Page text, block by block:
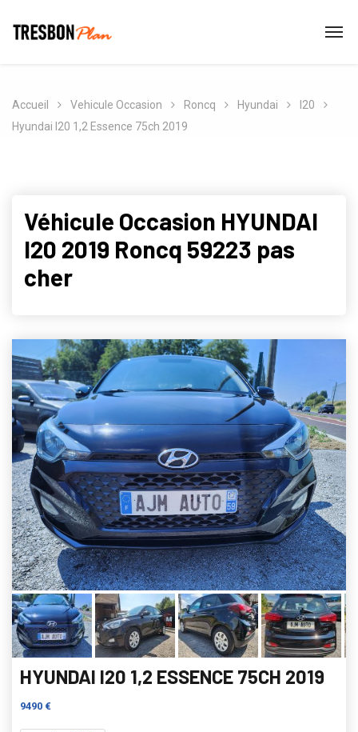
Accueil Vehicule Occasion Roncq Hyundai
I20
Hyundai I20 1,2 Essence 75ch 2019
Véhicule Occasion HYUNDAI
I20 2019 Roncq 59223 pas
cher
HYUNDAI I20 1,2 ESSENCE 75CH 2019
9490 €